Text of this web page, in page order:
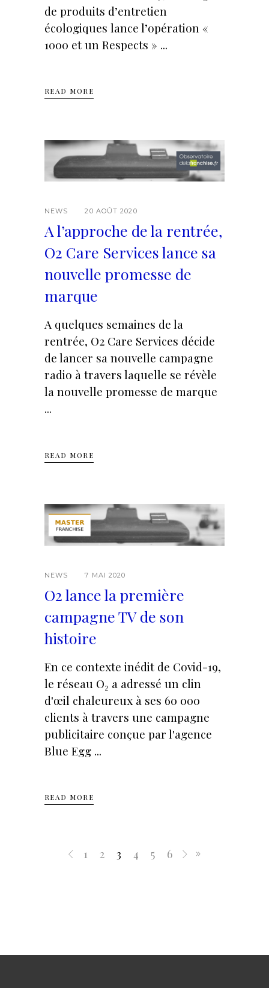
de produits d’entretien
écologiques lance l’opération «
1000 et un Respects »
READ MORE
NEWS 20 AOÛT 2020
A l’approche de la rentrée,
O2 Care Services lance sa
nouvelle promesse de
marque
A quelques semaines de la
rentrée, O2 Care Services décide
de lancer sa nouvelle campagne
radio à travers laquelle se révèle
la nouvelle promesse de marque
READ MORE
NEWS 7 MAI 2020
O2 lance la première
campagne TV de son
histoire
En ce contexte inédit de Covid-19,
le réseau O₂ a adressé un clin
d'œil chaleureux à ses 60 000
clients à travers une campagne
publicitaire conçue par l'agence
Blue Egg
READ MORE
1 2 3 4 5 6